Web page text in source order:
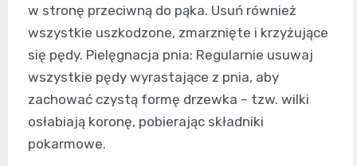
w stronę przeciwną do pąka. Usuń również
wszystkie uszkodzone, zmarznięte i krzyżujące
się pędy. Pielęgnacja pnia: Regularnie usuwaj
wszystkie pędy wyrastające z pnia, aby
zachować czystą formę drzewka – tzw. wilki
osłabiają koronę, pobierając składniki
pokarmowe.